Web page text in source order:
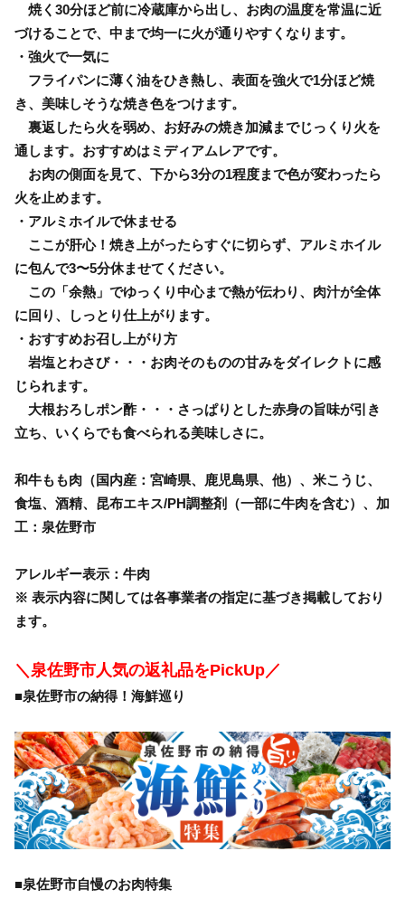
焼く30分ほど前に冷蔵庫から出し、お肉の温度を常温に近
づけることで、中まで均一に火が通りやすくなります。
・強火で一気に
フライパンに薄く油をひき熱し、表面を強火で1分ほど焼
き、美味しそうな焼き色をつけます。
裏返したら火を弱め、お好みの焼き加減までじっくり火を
通します。おすすめはミディアムレアです。
お肉の側面を見て、下から3分の1程度まで色が変わったら
火を止めます。
・アルミホイルで休ませる
ここが肝心！焼き上がったらすぐに切らず、アルミホイル
に包んで3〜5分休ませてください。
この「余熱」でゆっくり中心まで熱が伝わり、肉汁が全体
に回り、しっとり仕上がります。
・おすすめお召し上がり方
岩塩とわさび・・・お肉そのものの甘みをダイレクトに感
じられます。
大根おろしポン酢・・・さっぱりとした赤身の旨味が引き
立ち、いくらでも食べられる美味しさに。
和牛もも肉（国内産：宮崎県、鹿児島県、他）、米こうじ、
食塩、酒精、昆布エキス/PH調整剤（一部に牛肉を含む）、加
工：泉佐野市
アレルギー表示：牛肉
※ 表示内容に関しては各事業者の指定に基づき掲載しており
ます。
＼泉佐野市人気の返礼品をPickUp／
■泉佐野市の納得！海鮮巡り
■泉佐野市自慢のお肉特集